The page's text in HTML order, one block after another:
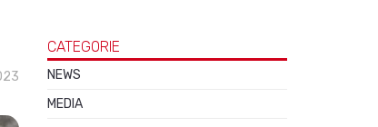
CATEGORIE
NEWS
MEDIA